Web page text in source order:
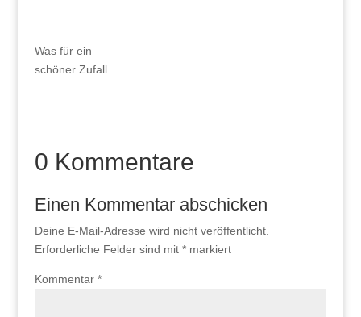
Was für ein
schöner Zufall.
0 Kommentare
Einen Kommentar abschicken
Deine E-Mail-Adresse wird nicht veröffentlicht.
Erforderliche Felder sind mit *markiert
Kommentar *